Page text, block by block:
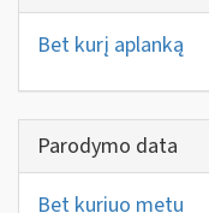
Bet kurį aplanką
Parodymo data
Bet kuriuo metu